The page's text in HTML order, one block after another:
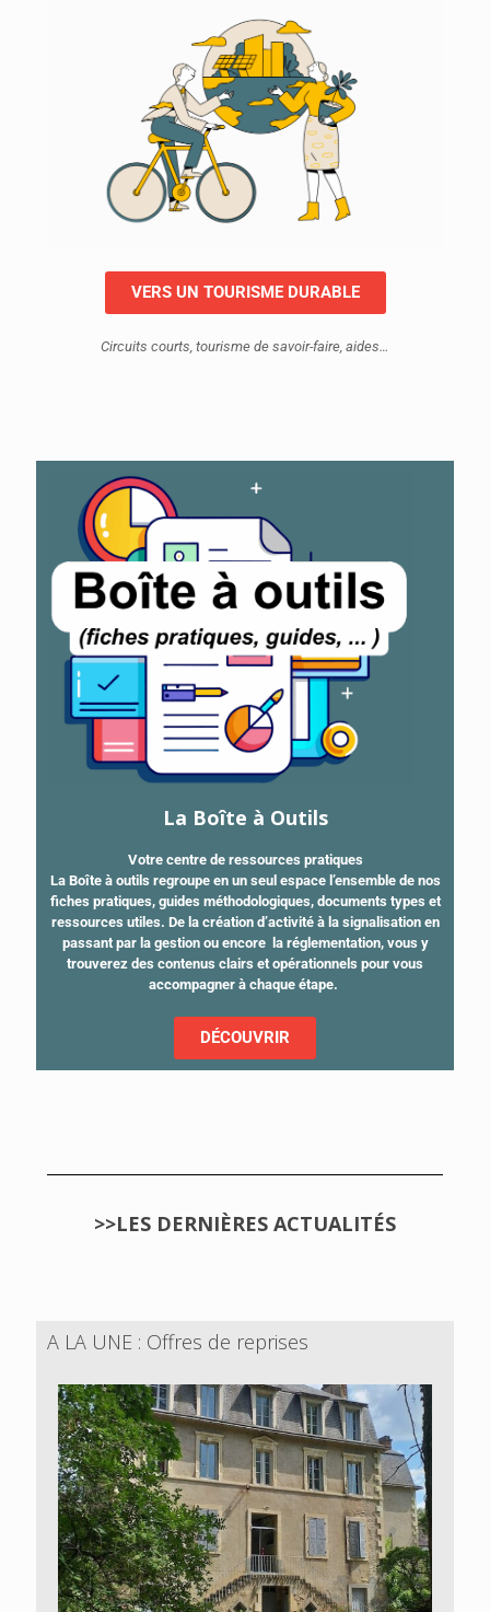
VERS UN TOURISME DURABLE
Circuits courts, tourisme de savoir-faire, aides…
La Boîte à Outils
Votre centre de ressources pratiques
La Boîte à outils regroupe en un seul espace l’ensemble de nos
fiches pratiques, guides méthodologiques, documents types et
ressources utiles. De la création d’activité à la signalisation en
passant par la gestion ou encore la réglementation, vous y
trouverez des contenus clairs et opérationnels pour vous
accompagner à chaque étape.
DÉCOUVRIR
>>LES DERNIÈRES ACTUALITÉS
A LA UNE : Offres de reprises